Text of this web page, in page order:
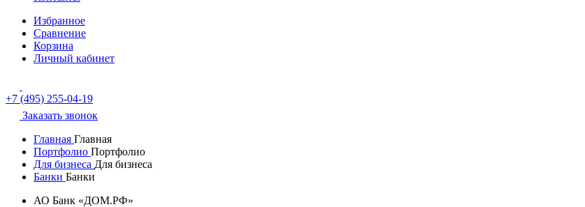
Избранное
Сравнение
Корзина
Личный кабинет
+7 (495) 255-04-19
Заказать звонок
Главная Главная
Портфолио Портфолио
Для бизнеса Для бизнеса
Банки Банки
АО Банк «ДОМ.РФ»